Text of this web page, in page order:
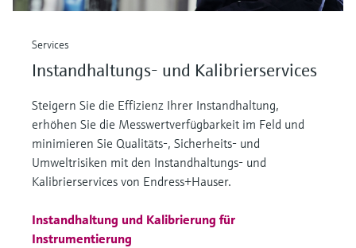
Services
Instandhaltungs- und Kalibrierservices
Steigern Sie die Effizienz Ihrer Instandhaltung,
erhöhen Sie die Messwertverfügbarkeit im Feld und
minimieren Sie Qualitäts-, Sicherheits- und
Umweltrisiken mit den Instandhaltungs- und
Kalibrierservices von Endress+Hauser.
Instandhaltung und Kalibrierung für
Instrumentierung